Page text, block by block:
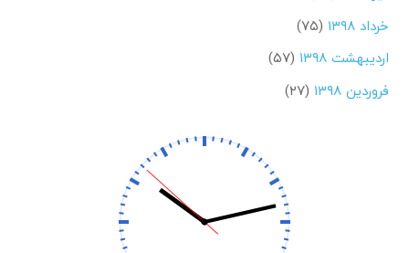
خرداد ۱۳۹۸
(۷۵)
اردیبهشت ۱۳۹۸
(۵۷)
فروردین ۱۳۹۸
(۲۷)